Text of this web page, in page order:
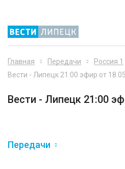
Главная Передачи Россия 1
Вести - Липецк 21:00 эфир от
Вести - Липецк 21:00
Передачи